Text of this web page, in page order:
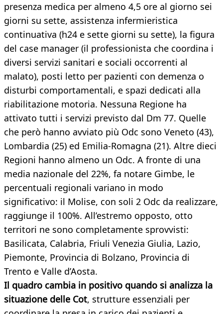
presenza medica per almeno 4,5 ore al giorno sei
giorni su sette, assistenza infermieristica
continuativa (h24 e sette giorni su sette), la figura
del case manager (il professionista che coordina i
diversi servizi sanitari e sociali occorrenti al
malato), posti letto per pazienti con demenza o
disturbi comportamentali, e spazi dedicati alla
riabilitazione motoria. Nessuna Regione ha
attivato tutti i servizi previsto dal Dm 77. Quelle
che però hanno avviato più Odc sono Veneto (43),
Lombardia (25) ed Emilia-Romagna (21). Altre dieci
Regioni hanno almeno un Odc. A fronte di una
media nazionale del 22%, fa notare Gimbe, le
percentuali regionali variano in modo
significativo: il Molise, con soli 2 Odc da realizzare,
raggiunge il 100%. All’estremo opposto, otto
territori ne sono completamente sprovvisti:
Basilicata, Calabria, Friuli Venezia Giulia, Lazio,
Piemonte, Provincia di Bolzano, Provincia di
Trento e Valle d’Aosta.
Il quadro cambia in positivo quando si analizza la
situazione delle Cot, strutture essenziali per